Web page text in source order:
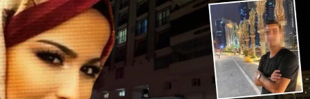
Yurt dışı görevinden dönen askeri
personel Murat Ç., eşi Derya Ç.'yi 4
yaşındaki çocuğunun gözü önünde
tabancayla vurarak öldürdü.